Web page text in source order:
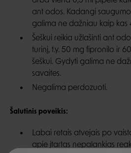
ant odos. Kadangi
galima ne dažniau kaip kas
Šeškui reikia užlašinti ant
turinį, t.y. 50 mg fipronilo ir
šeškui. Gydyti galima ne
savaites.
Negalima perdozuoti.
Šalutinis poveikis:
Labai retais atvejais po
apie įtartas nepalankias